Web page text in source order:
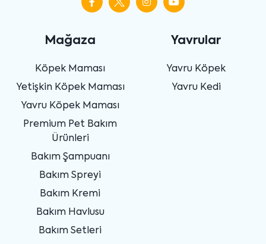
Mağaza
Köpek Maması
Yetişkin Köpek Maması
Yavru Köpek Maması
Premium Pet Bakım
Ürünleri
Bakım Şampuanı
Bakım Spreyi
Bakım Kremi
Bakım Havlusu
Bakım Setleri
Yavrular
Yavru Köpek
Yavru Kedi